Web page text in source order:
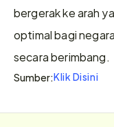
bergerak ke arah
optimal bagi
secara berimbang.
Sumber:Klik Disini